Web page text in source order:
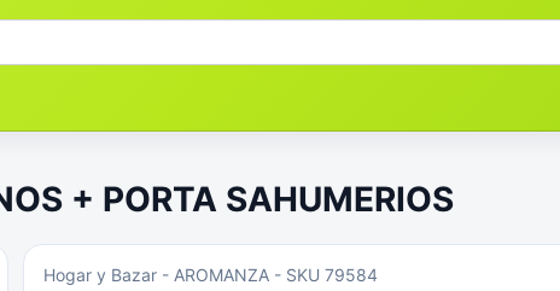
+ PORTA SAHUMERIOS
Hogar y Bazar- AROMANZA- SKU 79584